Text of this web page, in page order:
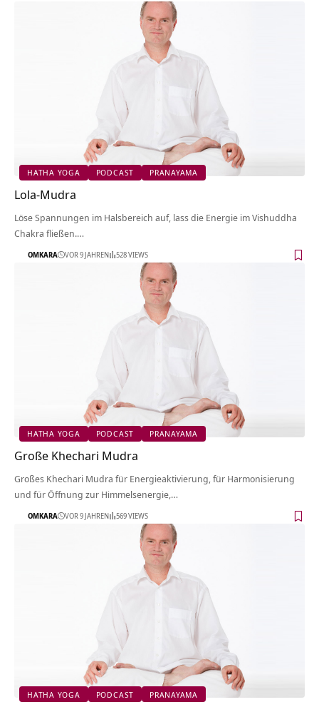
HATHA YOGA PODCAST PRANAYAMA
Lola-Mudra
Löse Spannungen im Halsbereich auf, lass die Energie im Vishuddha
Chakra fließen.…
OMKARA VOR 9 JAHREN 528 VIEWS
HATHA YOGA PODCAST PRANAYAMA
Große Khechari Mudra
Großes Khechari Mudra für Energieaktivierung, für Harmonisierung
und für Öffnung zur Himmelsenergie,…
OMKARA VOR 9 JAHREN 569 VIEWS
HATHA YOGA PODCAST PRANAYAMA